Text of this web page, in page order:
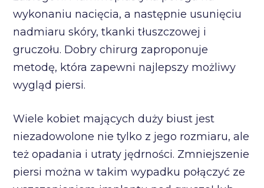
wykonaniu nacięcia, a następnie usunięciu
nadmiaru skóry, tkanki tłuszczowej i
gruczołu. Dobry chirurg zaproponuje
metodę, która zapewni najlepszy możliwy
wygląd piersi.
Wiele kobiet mających duży biust jest
niezadowolone nie tylko z jego rozmiaru, ale
też opadania i utraty jędrności. Zmniejszenie
piersi można w takim wypadku połączyć ze